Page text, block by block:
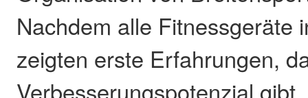
Nachdem alle Fitnessgeräte
zeigten erste Erfahrungen,
Verbesserungspotenzial